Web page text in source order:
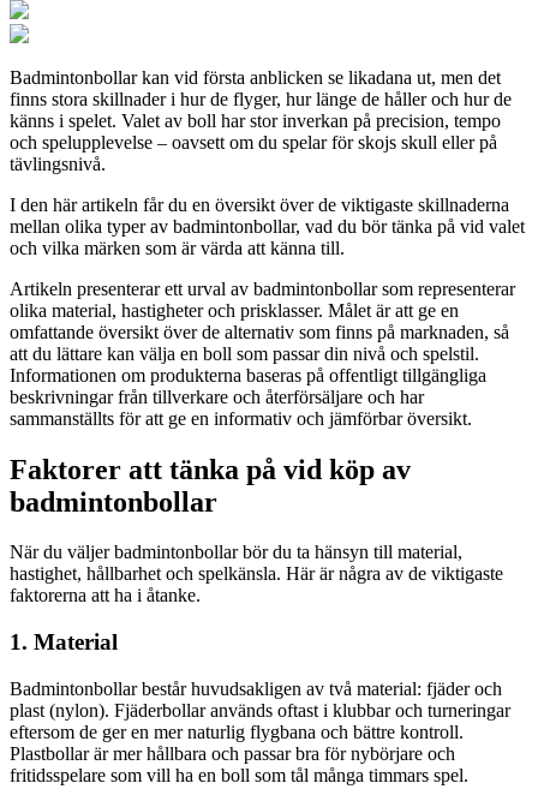
Badmintonbollar kan vid första anblicken se likadana ut, men det
finns stora skillnader i hur de flyger, hur länge de håller och hur de
känns i spelet. Valet av boll har stor inverkan på precision, tempo
och spelupplevelse – oavsett om du spelar för skojs skull eller på
tävlingsnivå.
I den här artikeln får du en översikt över de viktigaste skillnaderna
mellan olika typer av badmintonbollar, vad du bör tänka på vid valet
och vilka märken som är värda att känna till.
Artikeln presenterar ett urval av badmintonbollar som representerar
olika material, hastigheter och prisklasser. Målet är att ge en
omfattande översikt över de alternativ som finns på marknaden, så
att du lättare kan välja en boll som passar din nivå och spelstil.
Informationen om produkterna baseras på offentligt tillgängliga
beskrivningar från tillverkare och återförsäljare och har
sammanställts för att ge en informativ och jämförbar översikt.
Faktorer att tänka på vid köp av
badmintonbollar
När du väljer badmintonbollar bör du ta hänsyn till material,
hastighet, hållbarhet och spelkänsla. Här är några av de viktigaste
faktorerna att ha i åtanke.
1. Material
Badmintonbollar består huvudsakligen av två material: fjäder och
plast (nylon). Fjäderbollar används oftast i klubbar och turneringar
eftersom de ger en mer naturlig flygbana och bättre kontroll.
Plastbollar är mer hållbara och passar bra för nybörjare och
fritidsspelare som vill ha en boll som tål många timmars spel.